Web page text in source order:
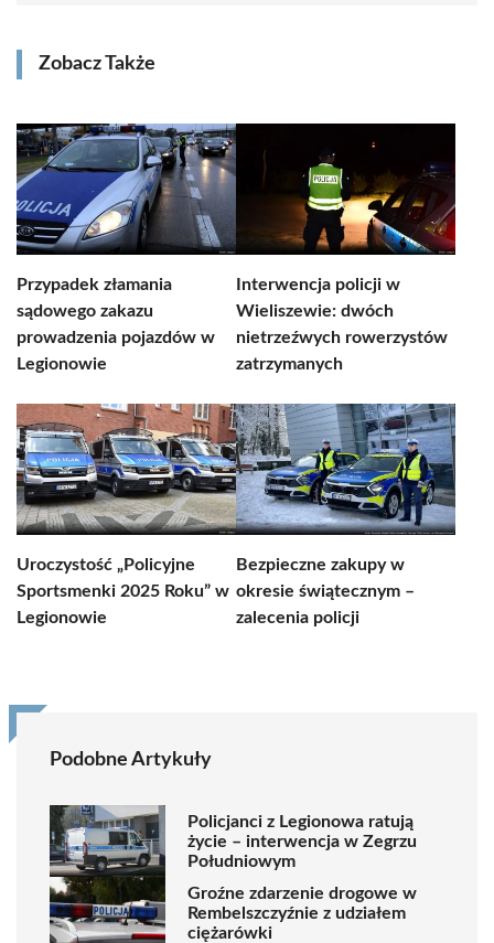
Zobacz Także
Przypadek złamania
sądowego zakazu
prowadzenia pojazdów w
Legionowie
Interwencja policji w
Wieliszewie: dwóch
nietrzeźwych rowerzystów
zatrzymanych
Uroczystość „Policyjne
Sportsmenki 2025 Roku” w
Legionowie
Bezpieczne zakupy w
okresie świątecznym –
zalecenia policji
Podobne Artykuły
Policjanci z Legionowa ratują
życie – interwencja w Zegrzu
Południowym
Groźne zdarzenie drogowe w
Rembelszczyźnie z udziałem
ciężarówki